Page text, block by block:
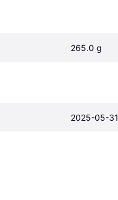
265.0 g
2025-05-31